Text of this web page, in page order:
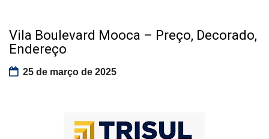
Vila Boulevard Mooca – Preço, Decorado,
Endereço
25 de março de 2025